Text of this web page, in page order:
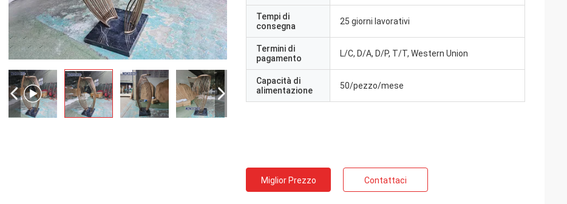
Tempi di
consegna
25 giorni lavorativi
Termini di
pagamento
L/C, D/A, D/P, T/T, Western Union
Capacità di
alimentazione
50/pezzo/mese
Miglior Prezzo Contattaci